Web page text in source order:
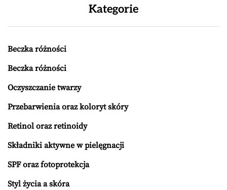
Kategorie
Beczka różności
Beczka różności
Oczyszczanie twarzy
Przebarwienia oraz koloryt skóry
Retinol oraz retinoidy
Składniki aktywne w pielęgnacji
SPF oraz fotoprotekcja
Styl życia a skóra